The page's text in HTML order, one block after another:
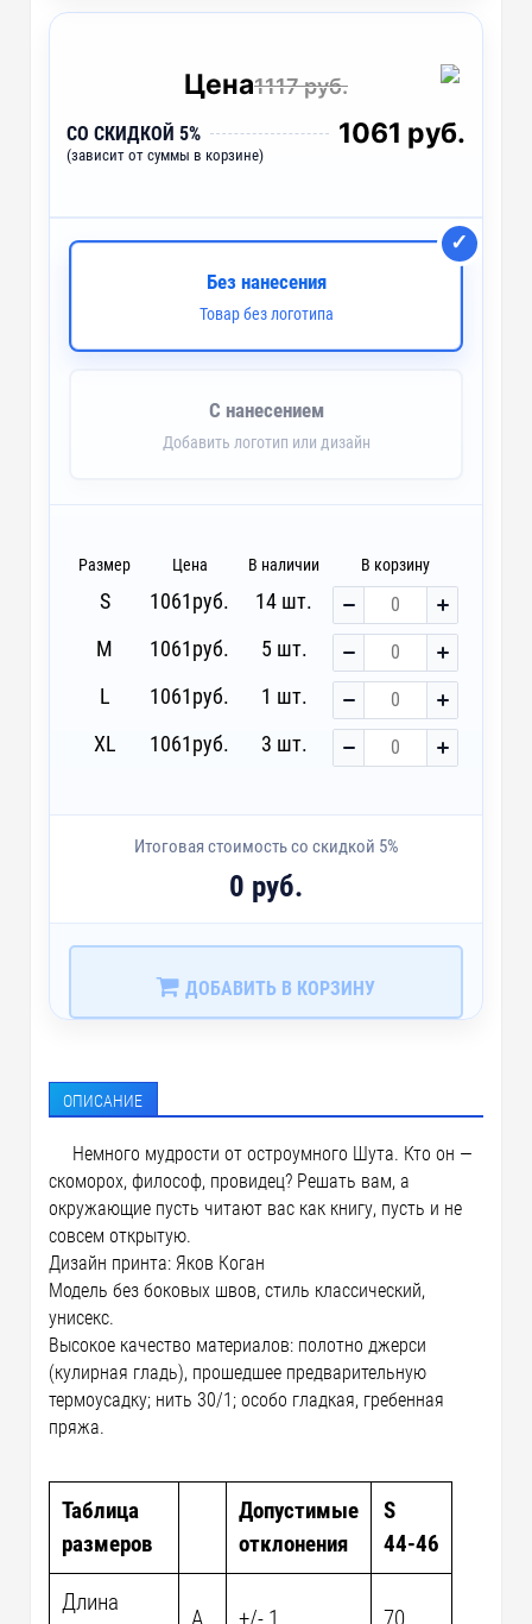
Цена1117 руб.
СО СКИДКОЙ 5%
(зависит от суммы в корзине)
1061 руб.
Без нанесения
Товар без логотипа
С нанесением
Добавить логотип или дизайн
Размер Цена В наличии В корзину
S 1061руб.
14 шт.
M
1061руб.
5 шт.
L
1061руб.
1 шт.
XL
1061руб. 3 шт.
Итоговая стоимость со скидкой 5%
0 руб.
ДОБАВИТЬ В КОРЗИНУ
ОПИСАНИЕ
Немного мудрости от остроумного Шута. Кто он —
скоморох, философ, провидец? Решать вам, а
окружающие пусть читают вас как книгу, пусть и не
совсем открытую.
Дизайн принта: Яков Коган
Модель без боковых швов, стиль классический,
унисекс.
Высокое качество материалов: полотно джерси
(кулирная гладь), прошедшее предварительную
термоусадку; нить 30/1; особо гладкая, гребенная
пряжа.
Таблица
размеров
Допустимые
отклонения
S
44-46
Длина